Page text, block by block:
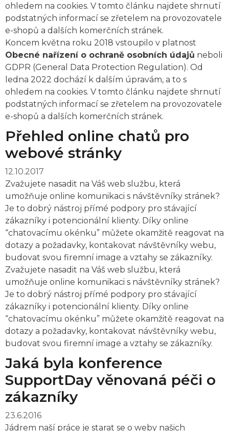
ohledem na cookies. V tomto článku najdete shrnutí
podstatných informací se zřetelem na provozovatele
e-shopů a dalších komerčních stránek.
Koncem května roku 2018 vstoupilo v platnost
Obecné nařízení o ochraně osobních údajů neboli
GDPR (General Data Protection Regulation). Od
ledna 2022 dochází k dalším úpravám, a to s
ohledem na cookies. V tomto článku najdete shrnutí
podstatných informací se zřetelem na provozovatele
e-shopů a dalších komerčních stránek.
Přehled online chatů pro
webové stránky
12.10.2017
Zvažujete nasadit na Váš web službu, která
umožňuje online komunikaci s návštěvníky stránek?
Je to dobrý nástroj přímé podpory pro stávající
zákazníky i potencionální klienty. Díky online
“chatovacímu okénku” můžete okamžitě reagovat na
dotazy a požadavky, kontakovat návštěvníky webu,
budovat svou firemní image a vztahy se zákazníky.
Zvažujete nasadit na Váš web službu, která
umožňuje online komunikaci s návštěvníky stránek?
Je to dobrý nástroj přímé podpory pro stávající
zákazníky i potencionální klienty. Díky online
“chatovacímu okénku” můžete okamžitě reagovat na
dotazy a požadavky, kontakovat návštěvníky webu,
budovat svou firemní image a vztahy se zákazníky.
Jaká byla konference
SupportDay věnovaná péči o
zákazníky
23.6.2016
Jádrem naší práce je starat se o weby našich